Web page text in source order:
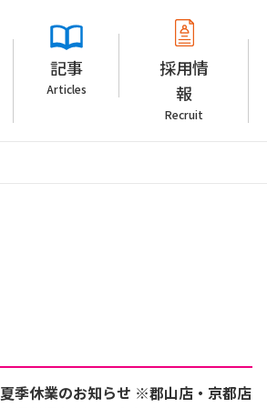
記事
Articles
採用情
報
Recruit
夏季休業のお知らせ ※郡山店・京都店